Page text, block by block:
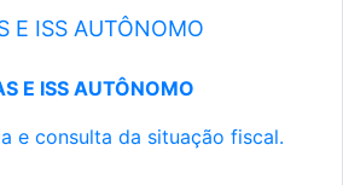
E ISS AUTÔNOMO
E ISS AUTÔNOMO
e consulta da situação fiscal.